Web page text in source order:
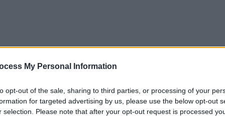
My Personal Information
opt-out of the sale, sharing to third parties, or processing of your
for targeted advertising by us, please use the below opt-out
selection. Please note that after your opt-out request is processed